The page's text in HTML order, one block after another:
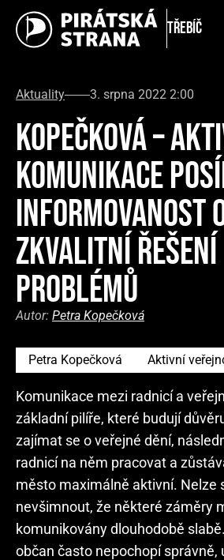
Třebíč
Aktuality 3. srpna 2022 2:00
KOPEČKOVÁ –
KOMUNIKACE
INFORMOVANOST
ZKVALITNÍ ŘEŠENÍ
PROBLÉMŮ
Autor: Petra Kopečková
Petra Kopečková Aktivní
Komunikace mezi radnicí a
základní pilíře, které budují
zajímat se o veřejné dění,
radnicí na něm pracovat a
město maximálně aktivní. Nelze
nevšimnout, že některé záměry
komunikovány dlouhodobě
občan často nepochopí správně,